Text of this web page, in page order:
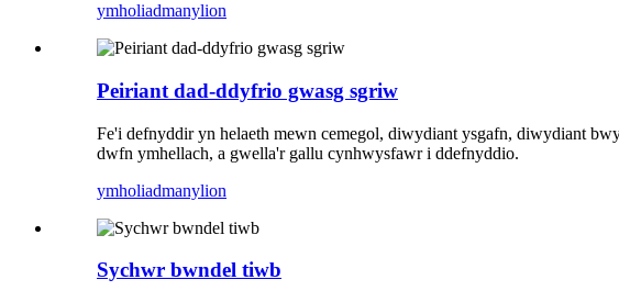
ymholiadmanylion
Peiriant dad-ddyfrio gwasg sgriw
Fe'i defnyddir yn helaeth mewn cemegol, diwydiant ysgafn, diwydiant
dwfn ymhellach, a gwella'r gallu cynhwysfawr i ddefnyddio.
ymholiadmanylion
Sychwr bwndel tiwb